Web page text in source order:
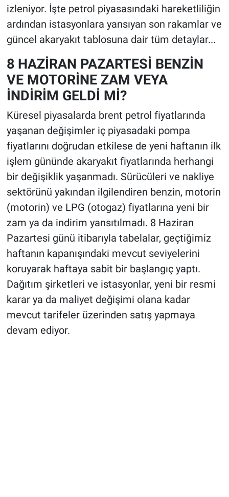
izleniyor. İşte petrol piyasasındaki hareketliliğin
ardından istasyonlara yansıyan son rakamlar ve
güncel akaryakıt tablosuna dair tüm detaylar...
8 HAZİRAN PAZARTESİ BENZİN
VE MOTORİNE ZAM VEYA
İNDİRİM GELDİ Mİ?
Küresel piyasalarda brent petrol fiyatlarında
yaşanan değişimler iç piyasadaki pompa
fiyatlarını doğrudan etkilese de yeni haftanın ilk
işlem gününde akaryakıt fiyatlarında herhangi
bir değişiklik yaşanmadı. Sürücüleri ve nakliye
sektörünü yakından ilgilendiren benzin, motorin
(motorin) ve LPG (otogaz) fiyatlarına yeni bir
zam ya da indirim yansıtılmadı. 8 Haziran
Pazartesi günü itibarıyla tabelalar, geçtiğimiz
haftanın kapanışındaki mevcut seviyelerini
koruyarak haftaya sabit bir başlangıç yaptı.
Dağıtım şirketleri ve istasyonlar, yeni bir resmi
karar ya da maliyet değişimi olana kadar
mevcut tarifeler üzerinden satış yapmaya
devam ediyor.